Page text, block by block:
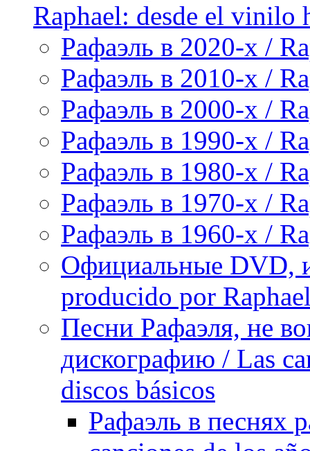
Raphael: desde el vinilo
Рафаэль в 2020-х /
Рафаэль в 2010-х /
Рафаэль в 2000-х /
Рафаэль в 1990-х /
Рафаэль в 1980-х /
Рафаэль в 1970-х /
Рафаэль в 1960-х /
Официальные DVD,
producido por
Песни Рафаэля, не
дискографию / Las
discos básicos
Рафаэль в песнях